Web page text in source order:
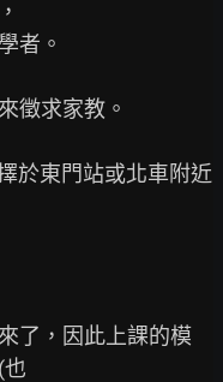
者。
徵求家教。
於東門站或北車附近
了，因此上課的模